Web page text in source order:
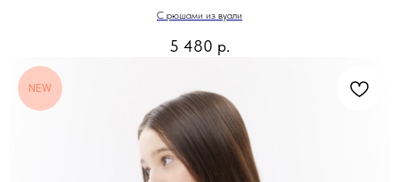
С рюшами из вуали
5 480 р.
NEW